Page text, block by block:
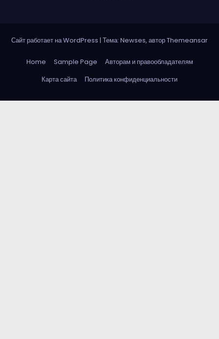
Сайт работает на WordPress | Тема: Newses, авторThemeansar
Home Sample Page
Авторам и правообладателям
Карта сайта
Политика конфиденциальности